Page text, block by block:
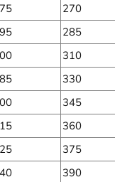
270
285
310
330
345
360
375
390